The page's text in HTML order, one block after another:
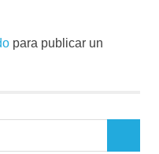
para publicar un